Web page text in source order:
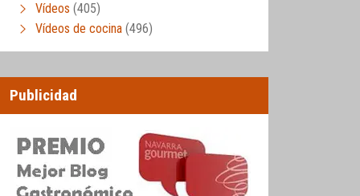
Vídeos (405)
Vídeos de cocina (496)
Publicidad